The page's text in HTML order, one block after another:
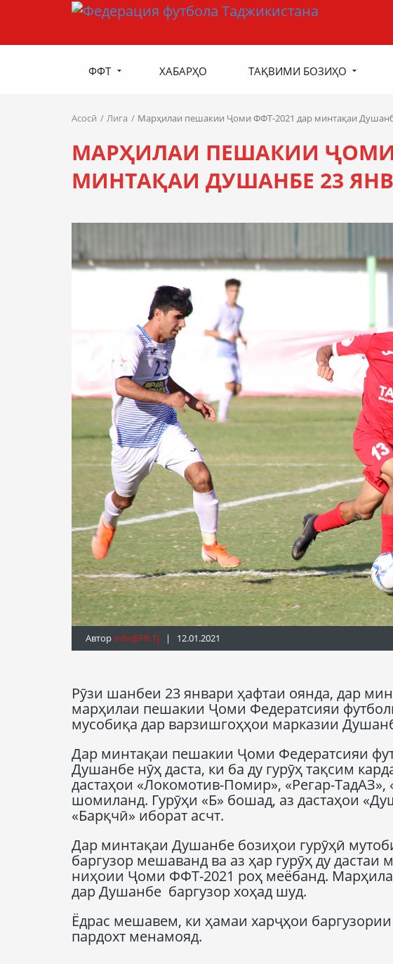
ФФТ ХАБАРҲО ТАҚВИМИ БОЗИҲО
Асосӣ Лига Марҳилаи пешакии Ҷоми ФФТ-2021 дар минтақаи
МАРҲИЛАИ ПЕШАКИИ ҶОМИ
МИНТАҚАИ ДУШАНБЕ 23
Автор Info@fft.tj | 12.01.2021
Рӯзи шанбеи 23 январи ҳафтаи оянда, дар
марҳилаи пешакии Ҷоми Федератсияи
мусобиқа дар варзишгоҳҳои марказии
Дар минтақаи пешакии Ҷоми Федератсияи
Душанбе нӯҳ даста, ки ба ду гурӯҳ тақсим
дастаҳои «Локомотив-Помир», «Регар-
шомиланд. Гурӯҳи «Б» бошад, аз дастаҳои
«Барқчӣ» иборат асчт.
Дар минтақаи Душанбе бозиҳои гурӯҳӣ
баргузор мешаванд ва аз ҳар гурӯҳ ду
ниҳоии Ҷоми ФФТ-2021 роҳ меёбанд.
дар Душанбе баргузор хоҳад шуд.
Ёдрас мешавем, ки ҳамаи харҷҳои
пардохт менамояд.